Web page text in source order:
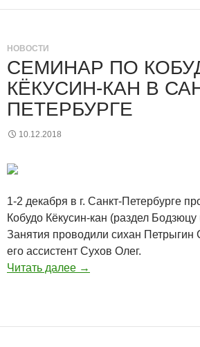
НОВОСТИ
СЕМИНАР ПО
КЁКУСИН-КАН В
ПЕТЕРБУРГЕ
10.12.2018
1-2 декабря в г. Санкт-Петербурге
Кобудо Кёкусин-кан (раздел
Занятия проводили cихан Петрыгин
его ассистент Сухов Олег.
Читать далее →